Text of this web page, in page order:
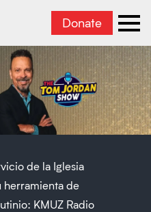
Donate
de la Iglesia
herramienta de
KMUZ Radio